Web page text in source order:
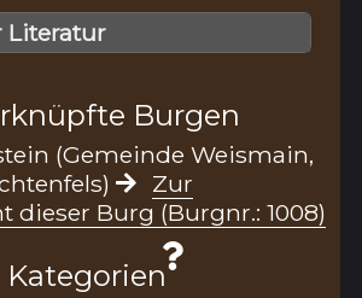
Literatur
Burgen
(Gemeinde Weismain,
Zur
dieser Burg (Burgnr.: 1008)
Kategorien